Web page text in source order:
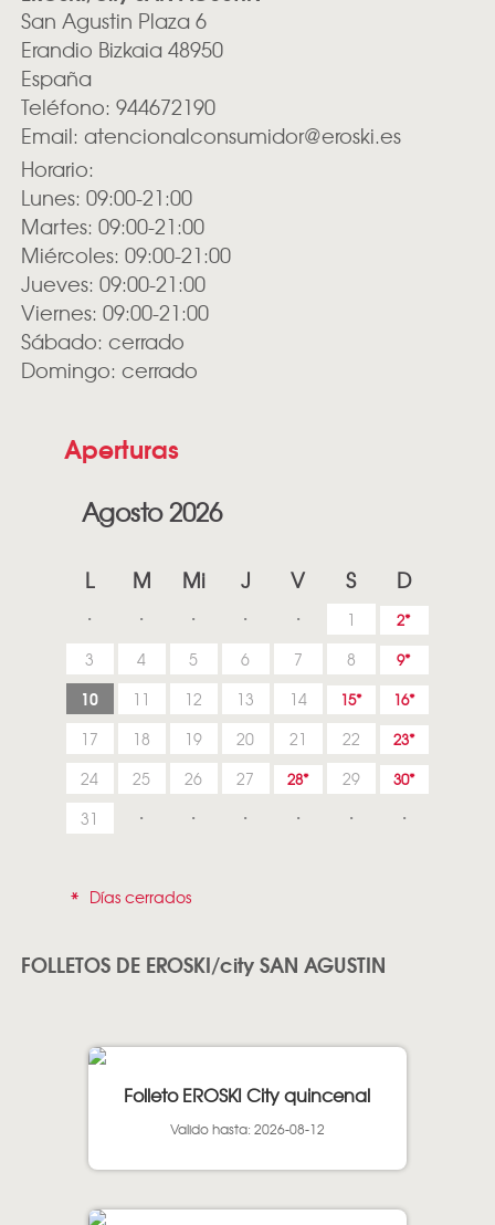
San Agustin Plaza 6
Erandio Bizkaia 48950
España
Teléfono: 944672190
Email: atencionalconsumidor@eroski.es
Horario:
Lunes: 09:00-21:00
Martes: 09:00-21:00
Miércoles: 09:00-21:00
Jueves: 09:00-21:00
Viernes: 09:00-21:00
Sábado: cerrado
Domingo: cerrado
Aperturas
Agosto 2026
L M Mi J V S D
1 2
3 4 5 6 7 8 9
10 11 12 13 14 15 16
17 18 19 20 21 22 23
24 25 26 27 28 29 30
31
* Días cerrados
FOLLETOS DE EROSKI/city SAN AGUSTIN
Folleto EROSKI City quincenal
Valido hasta: 2026-08-12